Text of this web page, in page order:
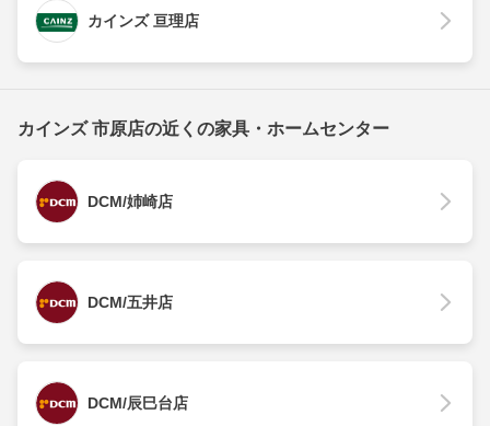
カインズ 亘理店
カインズ 市原店の近くの家具・ホームセンター
DCM/姉崎店
DCM/五井店
DCM/辰巳台店